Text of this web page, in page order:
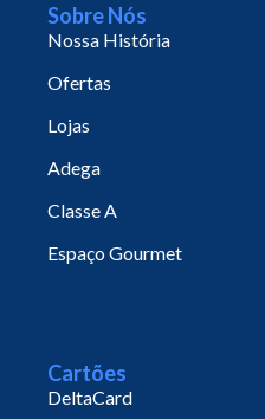
Sobre Nós
Nossa História
Ofertas
Lojas
Adega
Classe A
Espaço Gourmet
Cartões
DeltaCard